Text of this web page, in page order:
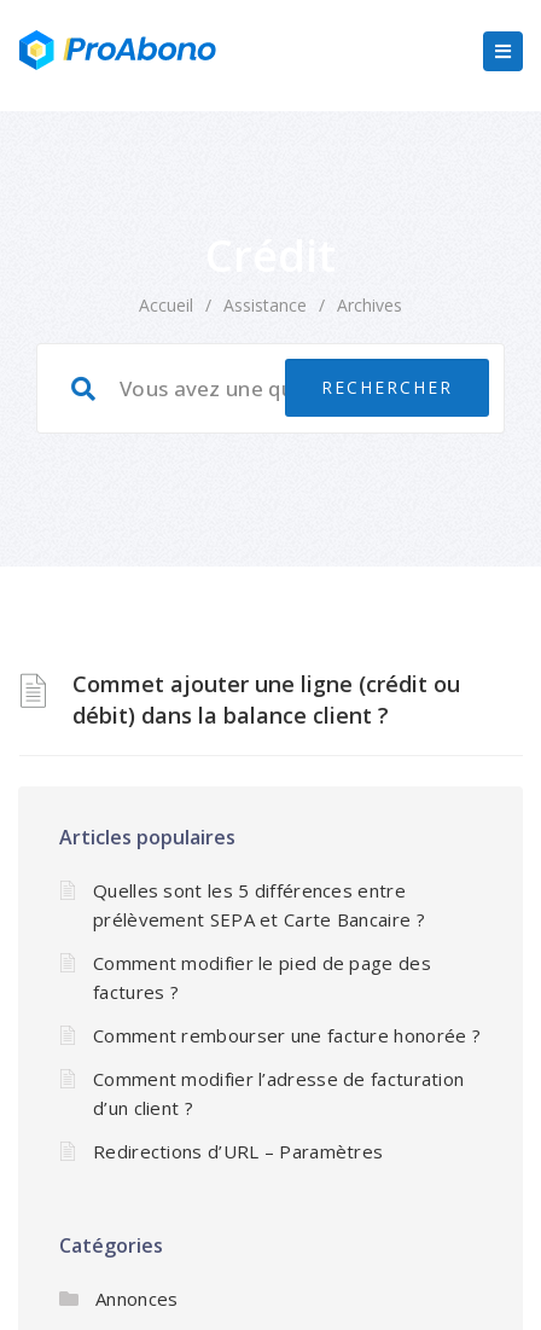
Accueil / Assistance / Archives
Commet ajouter une ligne (crédit ou
débit) dans la balance client ?
Articles populaires
Quelles sont les 5 différences entre
prélèvement SEPA et Carte Bancaire ?
Comment modifier le pied de page des
factures ?
Comment rembourser une facture honorée ?
Comment modifier l’adresse de facturation
d’un client ?
Redirections d’URL – Paramètres
Catégories
Annonces